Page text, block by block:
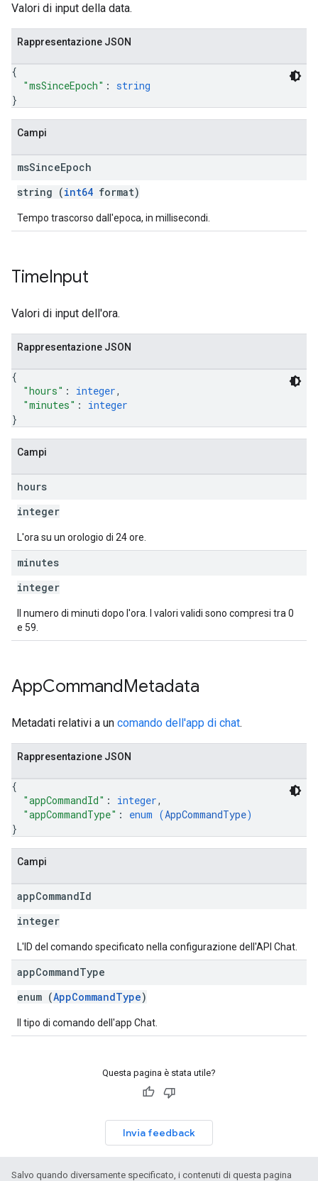
Valori di input della data.
Rappresentazione JSON
{
"msSinceEpoch" : string
}
Campi
msSinceEpoch
string (int64 format)
Tempo trascorso dall'epoca, in millisecondi.
TimeInput
Valori di input dell'ora.
Rappresentazione JSON
{
"hours" : integer,
"minutes" : integer
}
Campi
hours
integer
L'ora su un orologio di 24 ore.
minutes
integer
Il numero di minuti dopo l'ora. I valori validi sono compresi tra 0
e 59.
AppCommandMetadata
Metadati relativi a un comando dell'app di chat.
Rappresentazione JSON
{
"appCommandId" : integer,
"appCommandType" : enum (AppCommandType)
}
Campi
appCommandId
integer
L'ID del comando specificato nella configurazione dell'API Chat.
appCommandType
enum (AppCommandType)
Il tipo di comando dell'app Chat.
Questa pagina è stata utile?
Invia feedback
Salvo quando diversamente specificato, i contenuti di questa pagina